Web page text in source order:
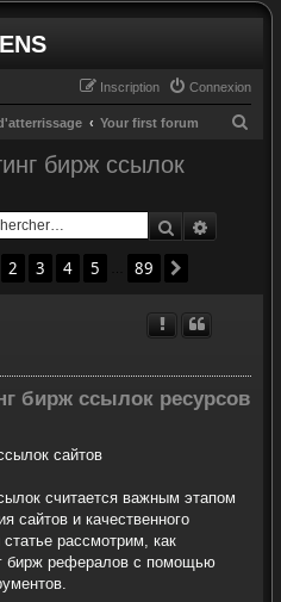
Connexion
Inscription
Your first forum
r
бирж ссылок
Rechercher
1sur89
2 3 4 5 89
бирж ссылок ресурсов
сайтов
считается важным этапом
сайтов и качественного
рассмотрим, как
бирж рефералов с помощью